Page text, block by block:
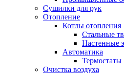
Сушилки для рук
Отопление
Котлы отопления
Стальные
Настенные
Автоматика
Термостаты
Очистка воздуха